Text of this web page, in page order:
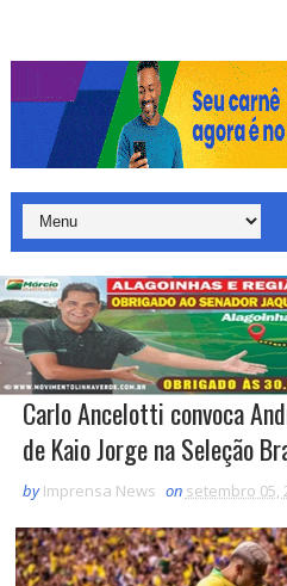
Carlo Ancelotti convoca
de Kaio Jorge na Seleção
by Imprensa News on setembro 05,